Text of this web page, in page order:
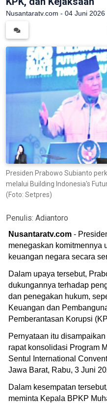
Nusantaratv.com - 04 Juni 2026
Presiden Prabowo Subianto
melalui Building Indonesia's
(Foto: Setpres)
Penulis: Adiantoro
Nusantaratv.com -
menegaskan komitmennya
keuangan negara secara
Dalam upaya tersebut,
dukungannya terhadap
dan penegakan hukum,
Keuangan dan
Pemberantasan Korupsi
Pernyataan itu
rapat konsolidasi Program
Sentul International
Jawa Barat, Rabu, 3 Juni
Dalam kesempatan
meminta Kepala BPKP